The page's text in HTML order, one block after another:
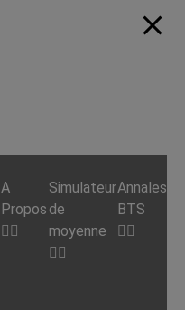
A
Propos
Simulateur
de
moyenne
Annales
BTS